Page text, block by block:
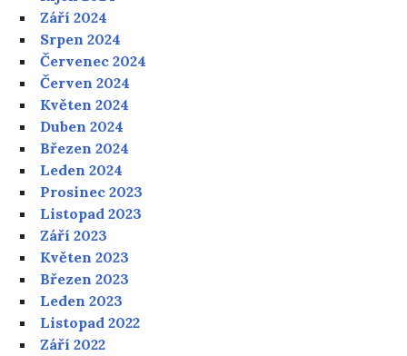
Září 2024
Srpen 2024
Červenec 2024
Červen 2024
Květen 2024
Duben 2024
Březen 2024
Leden 2024
Prosinec 2023
Listopad 2023
Září 2023
Květen 2023
Březen 2023
Leden 2023
Listopad 2022
Září 2022